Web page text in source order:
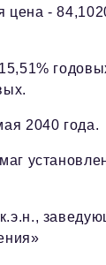
цена -
2040 года.